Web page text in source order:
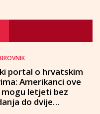
portal o hrvatskim
Amerikanci ove
mogu letjeti bez
do dvije